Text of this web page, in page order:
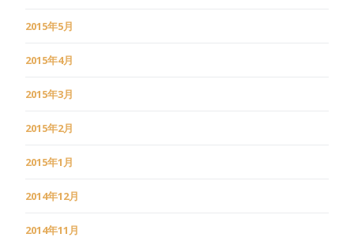
2015年5月
2015年4月
2015年3月
2015年2月
2015年1月
2014年12月
2014年11月